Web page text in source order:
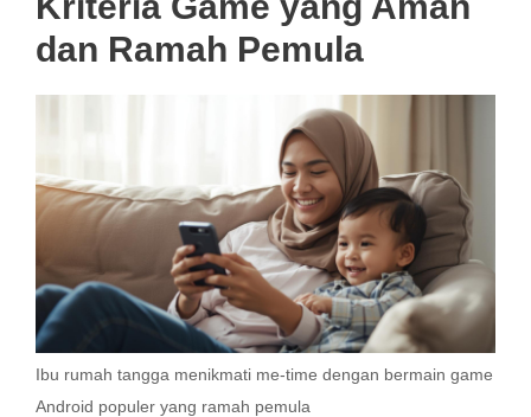
dan Ramah Pemula
Ibu rumah tangga menikmati me-time dengan bermain game
Android populer yang ramah pemula